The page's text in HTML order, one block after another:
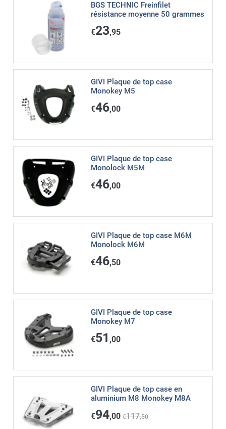
BGS TECHNIC Freinfilet
résistance moyenne 50 grammes
€23,95
GIVI Plaque de top case
Monokey M5
€46,00
GIVI Plaque de top case
Monolock M5M
€46,00
GIVI Plaque de top case M6M
Monolock M6M
€46,50
GIVI Plaque de top case
Monokey M7
€51 ,00
GIVI Plaque de top case en
aluminium M8 Monokey M8A
€94,00 €117,50